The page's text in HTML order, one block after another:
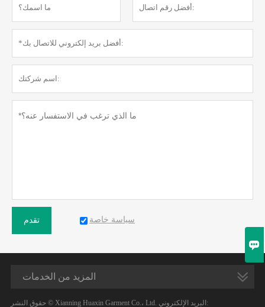
تقدم سياسة خاصة
المزيد من الخدمات
حقوق النشر © Xianning Huaxin Garment Co.، Ltd. البريد الإلكتروني:
